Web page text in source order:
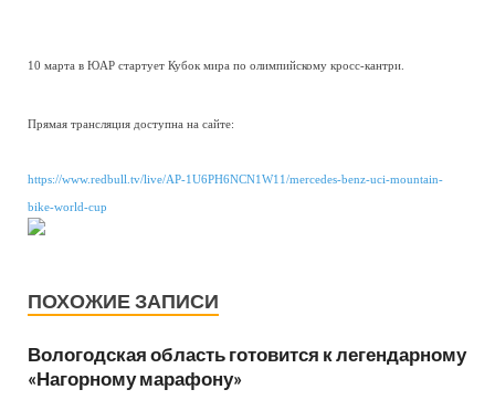
10 марта в ЮАР стартует Кубок мира по олимпийскому кросс-кантри.
Прямая трансляция доступна на сайте:
https://www.redbull.tv/live/AP-1U6PH6NCN1W11/mercedes-benz-uci-mountain-
bike-world-cup
ПОХОЖИЕ ЗАПИСИ
Вологодская область готовится к легендарному
«Нагорному марафону»